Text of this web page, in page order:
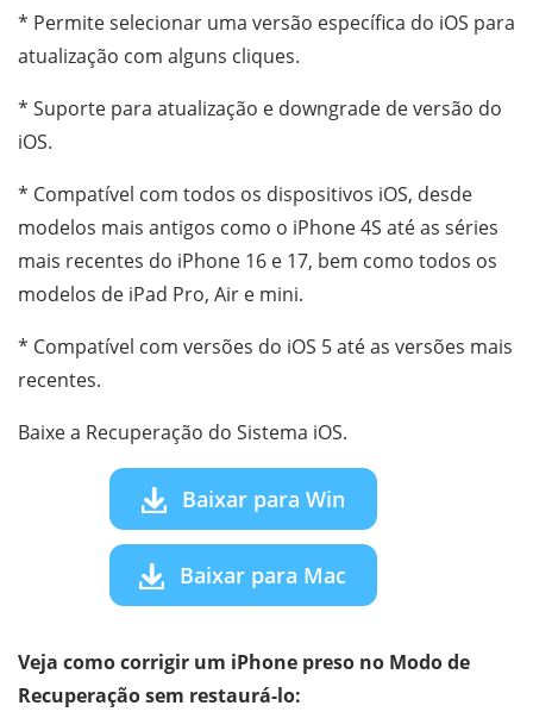
* Permite selecionar uma versão específica do iOS para
atualização com alguns cliques.
* Suporte para atualização e downgrade de versão do
iOS.
* Compatível com todos os dispositivos iOS, desde
modelos mais antigos como o iPhone 4S até as séries
mais recentes do iPhone 16 e 17, bem como todos os
modelos de iPad Pro, Air e mini.
* Compatível com versões do iOS 5 até as versões mais
recentes.
Baixe a Recuperação do Sistema iOS.
Baixar para Win
Baixar para Mac
Veja como corrigir um iPhone preso no Modo de
Recuperação sem restaurá-lo: